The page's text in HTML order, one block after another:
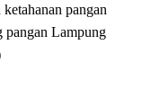
pangan
pangan Lampung